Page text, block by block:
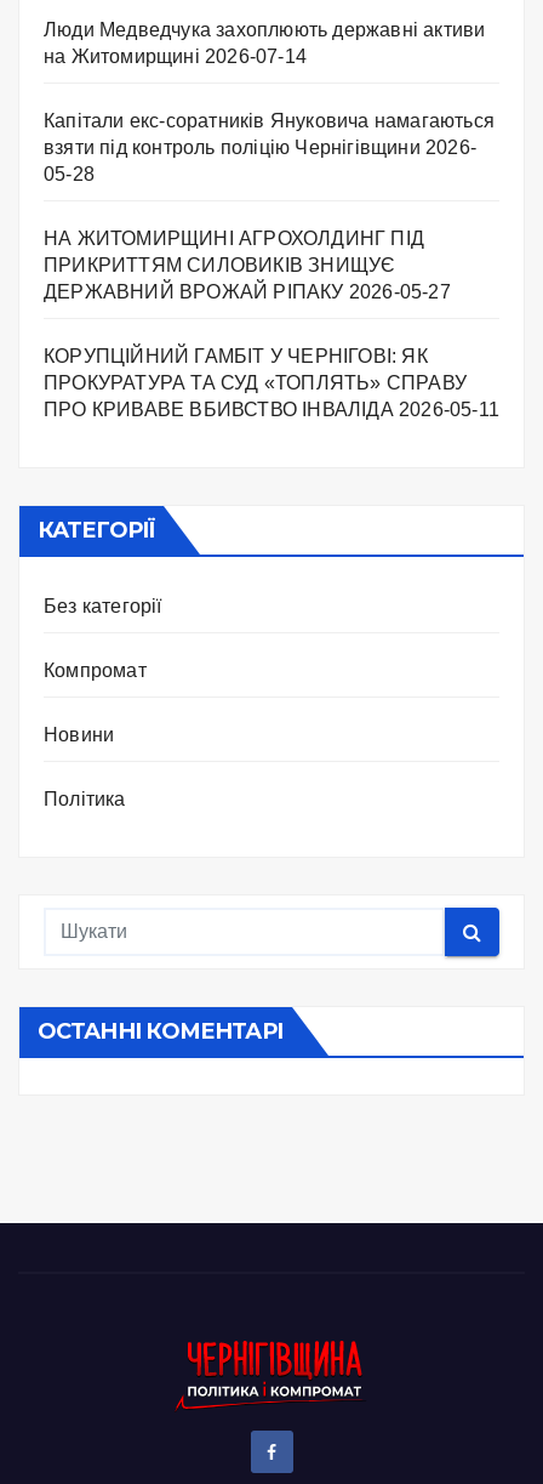
Люди Медведчука захоплюють державні активи
на Житомирщині 2026-07-14
Капітали екс-соратників Януковича намагаються
взяти під контроль поліцію Чернігівщини 2026-
05-28
НА ЖИТОМИРЩИНІ АГРОХОЛДИНГ ПІД
ПРИКРИТТЯМ СИЛОВИКІВ ЗНИЩУЄ
ДЕРЖАВНИЙ ВРОЖАЙ РІПАКУ ​ 2026-05-27
КОРУПЦІЙНИЙ ГАМБІТ У ЧЕРНІГОВІ: ЯК
ПРОКУРАТУРА ТА СУД «ТОПЛЯТЬ» СПРАВУ
ПРО КРИВАВЕ ВБИВСТВО ІНВАЛІДА 2026-05-11
КАТЕГОРІЇ
Без категорії
Компромат
Новини
Політика
ОСТАННІ КОМЕНТАРІ